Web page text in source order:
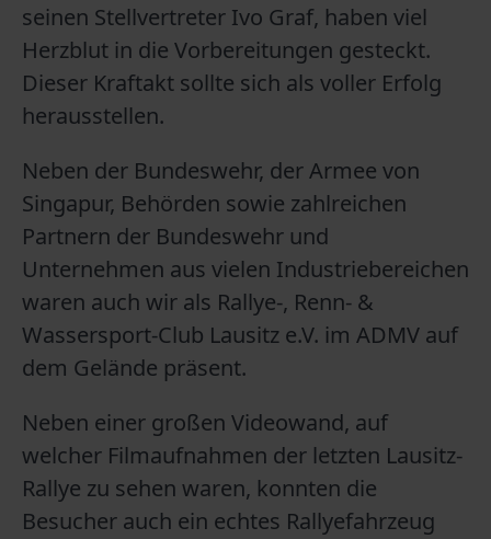
seinen Stellvertreter Ivo Graf, haben viel
Herzblut in die Vorbereitungen gesteckt.
Dieser Kraftakt sollte sich als voller Erfolg
herausstellen.
Neben der Bundeswehr, der Armee von
Singapur, Behörden sowie zahlreichen
Partnern der Bundeswehr und
Unternehmen aus vielen Industriebereichen
waren auch wir als Rallye-, Renn- &
Wassersport-Club Lausitz e.V. im ADMV auf
dem Gelände präsent.
Neben einer großen Videowand, auf
welcher Filmaufnahmen der letzten Lausitz-
Rallye zu sehen waren, konnten die
Besucher auch ein echtes Rallyefahrzeug